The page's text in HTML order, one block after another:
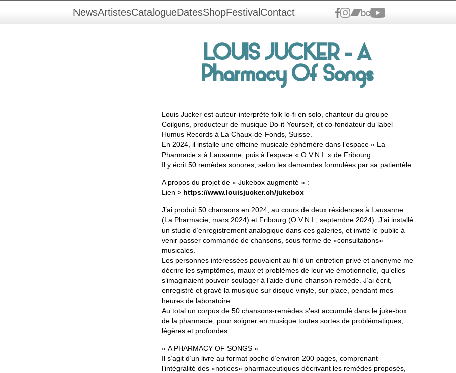
NewsArtistesCatalogueDatesShopFestival Contact
LOUIS JUCKER- A
Pharmacy Of Songs
Louis Jucker est auteur-interprète folk lo-fi en solo, chanteur du groupe
Coilguns, producteur de musique Do-it-Yourself, et co-fondateur du label
Humus Records à La Chaux-de-Fonds, Suisse.
En 2024, il installe une officine musicale éphémère dans l’espace « La
Pharmacie » à Lausanne, puis à l’espace « O.V.N.I. » de Fribourg.
Il y écrit 50 remèdes sonores, selon les demandes formulées par sa patientèle.
A propos du projet de « Jukebox augmenté » :
Lien > https://www.louisjucker.ch/jukebox
J’ai produit 50 chansons en 2024, au cours de deux résidences à Lausanne
(La Pharmacie, mars 2024) et Fribourg (O.V.N.I., septembre 2024). J’ai installé
un studio d’enregistrement analogique dans ces galeries, et invité le public à
venir passer commande de chansons, sous forme de «consultations»
musicales.
Les personnes intéressées pouvaient au fil d’un entretien privé et anonyme me
décrire les symptômes, maux et problèmes de leur vie émotionnelle, qu’elles
s’imaginaient pouvoir soulager à l’aide d’une chanson-remède. J’ai écrit,
enregistré et gravé la musique sur disque vinyle, sur place, pendant mes
heures de laboratoire.
Au total un corpus de 50 chansons-remèdes s’est accumulé dans le juke-box
de la pharmacie, pour soigner en musique toutes sortes de problématiques,
légères et profondes.
« A PHARMACY OF SONGS »
Il s’agit d’un livre au format poche d’environ 200 pages, comprenant
l’intégralité des «notices» pharmaceutiques décrivant les remèdes proposés,